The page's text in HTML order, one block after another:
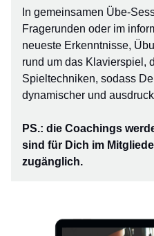
In gemeinsamen Übe-
Fragerunden oder im
neueste Erkenntnisse,
rund um das Klavierspiel,
Spieltechniken, sodass
dynamischer und
PS.: die Coachings
sind für Dich im
zugänglich.